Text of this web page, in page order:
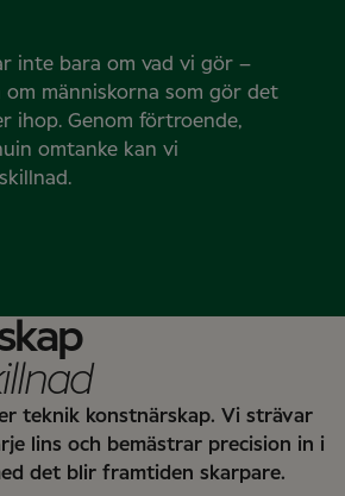
inte bara om vad vi gör –
om människorna som gör det
ihop. Genom förtroende,
omtanke kan vi
teknik konstnärskap. Vi strävar
lins och bemästrar precision in i
det blir framtiden skarpare.